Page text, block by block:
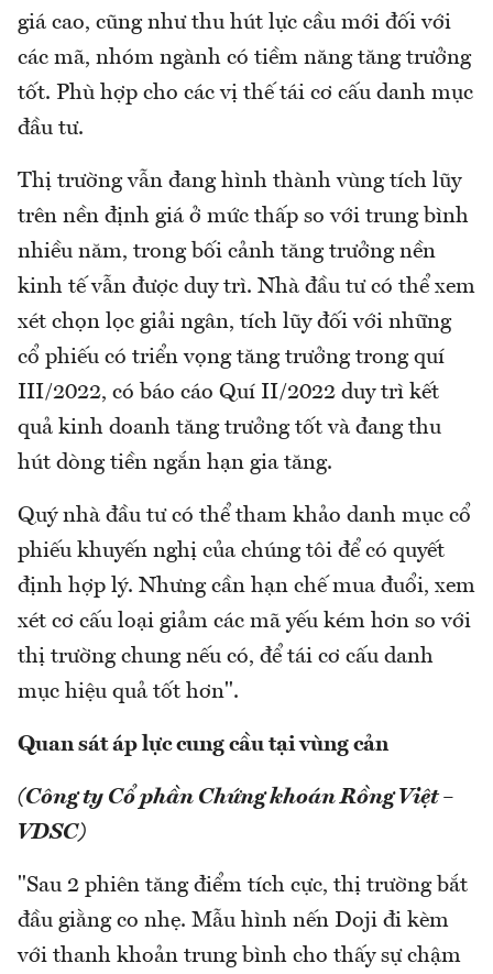
giá cao, cũng như thu hút lực cầu mới đối với
các mã, nhóm ngành có tiềm năng tăng trưởng
tốt. Phù hợp cho các vị thế tái cơ cấu danh mục
đầu tư.
Thị trường vẫn đang hình thành vùng tích lũy
trên nền định giá ở mức thấp so với trung bình
nhiều năm, trong bối cảnh tăng trưởng nền
kinh tế vẫn được duy trì. Nhà đầu tư có thể xem
xét chọn lọc giải ngân, tích lũy đối với những
cổ phiếu có triển vọng tăng trưởng trong quí
III/2022, có báo cáo Quí II/2022 duy trì kết
quả kinh doanh tăng trưởng tốt và đang thu
hút dòng tiền ngắn hạn gia tăng.
Quý nhà đầu tư có thể tham khảo danh mục cổ
phiếu khuyến nghị của chúng tôi để có quyết
định hợp lý. Nhưng cần hạn chế mua đuổi, xem
xét cơ cấu loại giảm các mã yếu kém hơn so với
thị trường chung nếu có, để tái cơ cấu danh
mục hiệu quả tốt hơn".
Quan sát áp lực cung cầu tại vùng cản
(Công ty Cổ phần Chứng khoán Rồng Việt –
VDSC)
"Sau 2 phiên tăng điểm tích cực, thị trường bắt
đầu giằng co nhẹ. Mẫu hình nến Doji đi kèm
với thanh khoản trung bình cho thấy sự chậm